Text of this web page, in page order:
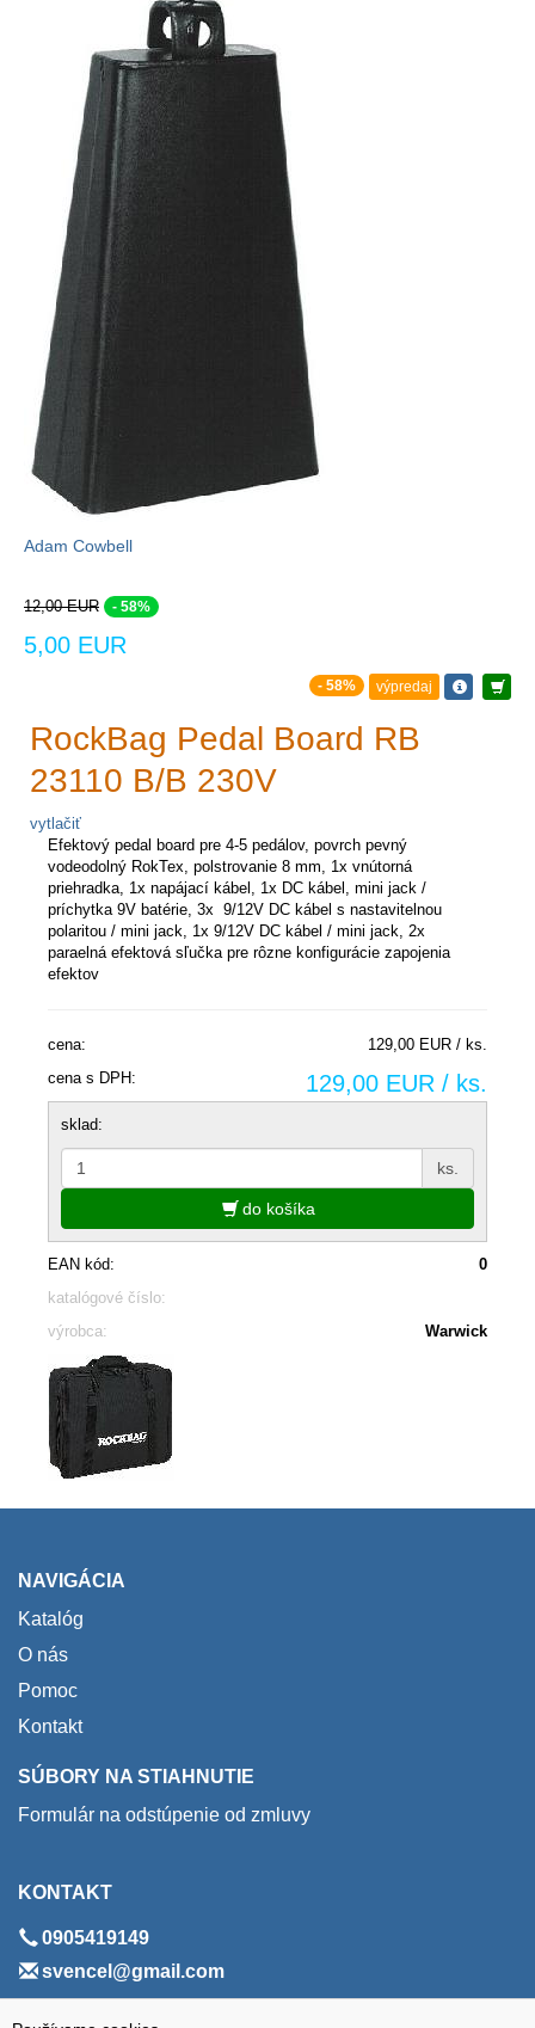
Adam Cowbell
12,00 EUR - 58%
5,00 EUR
- 58% výpredaj
RockBag Pedal Board RB
23110 B/B 230V
vytlačiť
Efektový pedal board pre 4-5 pedálov, povrch pevný
vodeodolný RokTex, polstrovanie 8 mm, 1x vnútorná
priehradka, 1x napájací kábel, 1x DC kábel, mini jack /
príchytka 9V batérie, 3x 9/12V DC kábel s nastavitelnou
polaritou / mini jack, 1x 9/12V DC kábel / mini jack, 2x
paraelná efektová sľučka pre rôzne konfigurácie zapojenia
efektov
cena:
129,00 EUR / ks.
cena s DPH:
129,00 EUR / ks.
sklad:
ks.
do košíka
EAN kód:
0
katalógové číslo:
výrobca:
Warwick
NAVIGÁCIA
Katalóg
O nás
Pomoc
Kontakt
SÚBORY NA STIAHNUTIE
Formulár na odstúpenie od zmluvy
KONTAKT
0905419149
svencel@gmail.com